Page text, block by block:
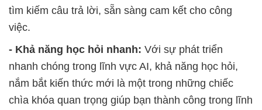
tìm kiếm câu trả lời, sẵn sàng cam kết cho công
việc.
- Khả năng học hỏi nhanh: Với sự phát triển
nhanh chóng trong lĩnh vực AI, khả năng học hỏi,
nắm bắt kiến thức mới là một trong những chiếc
chìa khóa quan trọng giúp bạn thành công trong lĩnh